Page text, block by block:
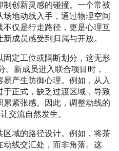
创新灵感的碰撞。一个常被
地动线入手，通过物理空间
仅是行走路径，更是心理互
成员感受到归属与开放。
定工位或隔断划分，这无形
。新成员进入联合项目时，
产生防御心理。例如，从入
正式，缺乏过渡区域，导致
紧张感。因此，调整动线的
交流自然发生。
域的路径设计。例如，将茶
动线交汇处，而非角落。这